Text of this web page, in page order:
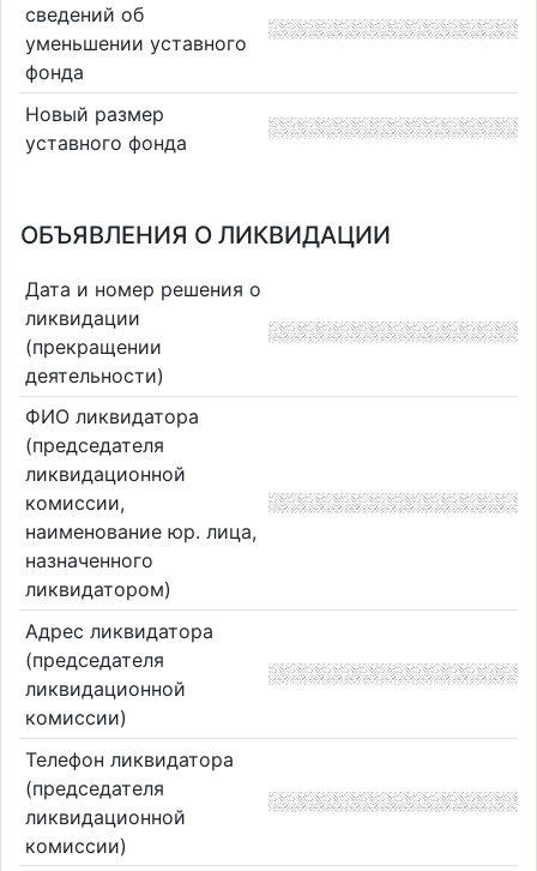
сведений об
уменьшении уставного
фонда
Новый размер
уставного фонда
ОБЪЯВЛЕНИЯ О ЛИКВИДАЦИИ
Дата и номер решения о
ликвидации
(прекращении
деятельности)
ФИО ликвидатора
(председателя
ликвидационной
комиссии,
наименование юр. лица,
назначенного
ликвидатором)
Адрес ликвидатора
(председателя
ликвидационной
комиссии)
Телефон ликвидатора
(председателя
ликвидационной
комиссии)